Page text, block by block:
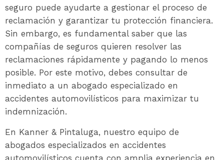
seguro puede ayudarte a gestionar el proceso de
reclamación y garantizar tu protección financiera.
Sin embargo, es fundamental saber que las
compañías de seguros quieren resolver las
reclamaciones rápidamente y pagando lo menos
posible. Por este motivo, debes consultar de
inmediato a un abogado especializado en
accidentes automovilísticos para maximizar tu
indemnización.
En Kanner & Pintaluga, nuestro equipo de
abogados especializados en accidentes
automovilísticos cuenta con amplia experiencia en